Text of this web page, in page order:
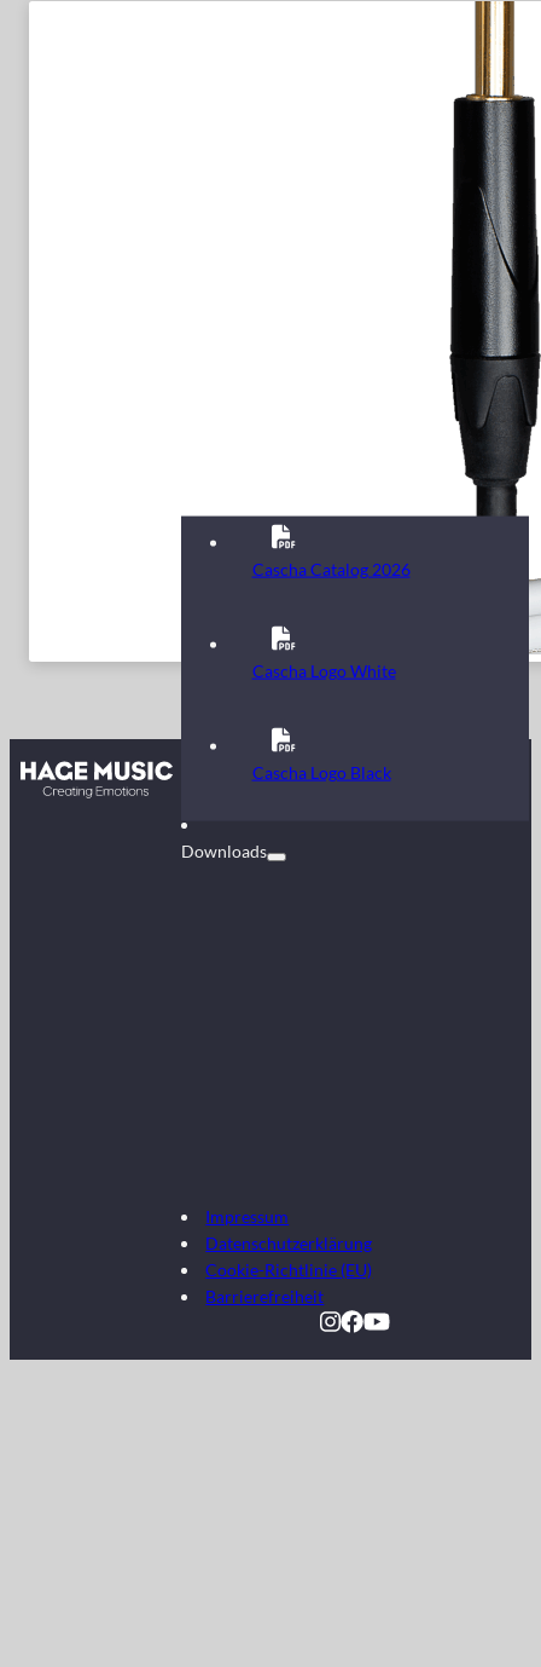
Kontakt
Downloads
Cascha Catalog 2026
Cascha Logo White
Cascha Logo Black
Impressum
Datenschutzerklärung
Cookie-Richtlinie (EU)
Barrierefreiheit